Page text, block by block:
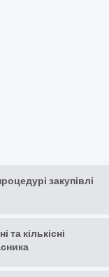
закупівлі
та кількісні